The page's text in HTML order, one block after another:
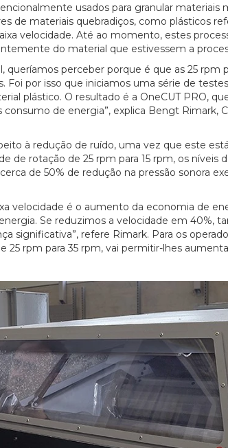
usados para granular materiais
de materiais quebradiços, como plásticos
velocidade. Até ao momento, estes
do material que estivessem a
queríamos perceber porque é que as 25 rpm
Foi por isso que iniciamos uma série de
plástico. O resultado é a OneCUT PRO,
de energia”, explica Bengt Rimark,
à redução de ruído, uma vez que este
de rotação de 25 rpm para 15 rpm, os níveis
de 50% de redução na pressão sonora
velocidade é o aumento da economia de
Se reduzimos a velocidade em 40%,
significativa”, refere Rimark. Para os
25 rpm para 35 rpm, vai permitir-lhes